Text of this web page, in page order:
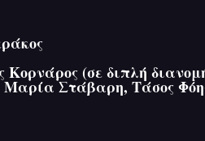
(σε διπλή
Μαρία Στάβαρη, Τάσος